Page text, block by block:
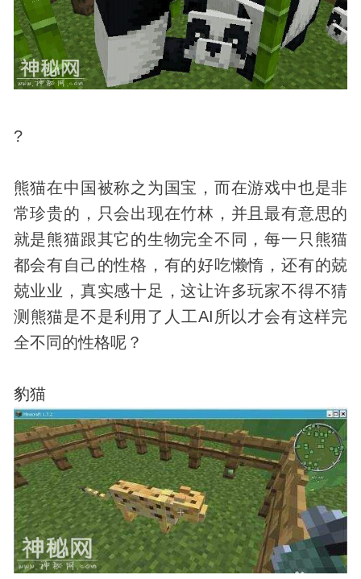
?
熊猫在中国被称之为国宝，而在游戏中也是非
常珍贵的，只会出现在竹林，并且最有意思的
就是熊猫跟其它的生物完全不同，每一只熊猫
都会有自己的性格，有的好吃懒惰，还有的兢
兢业业，真实感十足，这让许多玩家不得不猜
测熊猫是不是利用了人工AI所以才会有这样完
全不同的性格呢？
豹猫